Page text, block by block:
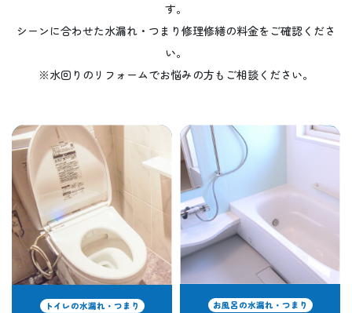
す。
シーンに合わせた水漏れ・つまり修理修繕の料金をご確認くださ
い。
※水回りのリフォームでお悩みの方もご相談ください。
トイレの水漏れ・つまり お風呂の水漏れ・つまり